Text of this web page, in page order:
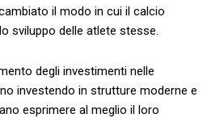
il modo in cui il calcio
sviluppo ⁢delle​ atlete stesse.
degli investimenti nelle
investendo in strutture moderne e
esprimere al‌ meglio il ‍loro⁣